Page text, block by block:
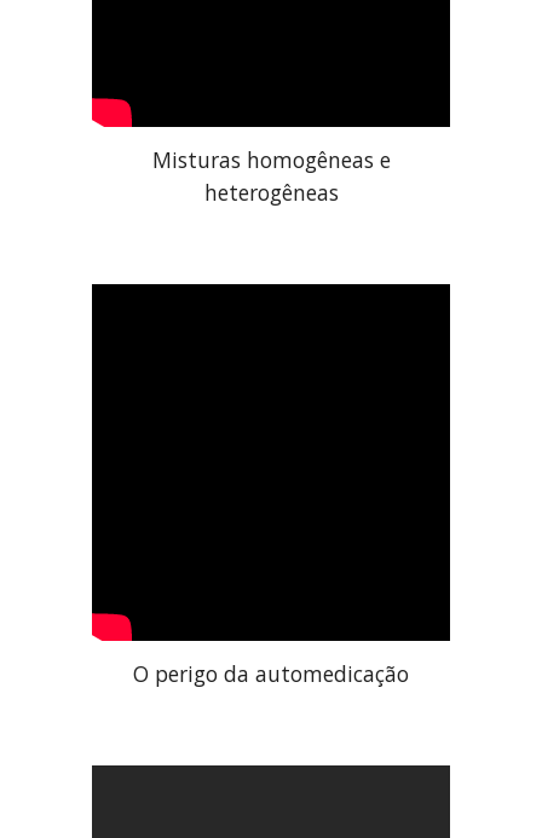
Misturas homogêneas e
heterogêneas
O perigo da automedicação